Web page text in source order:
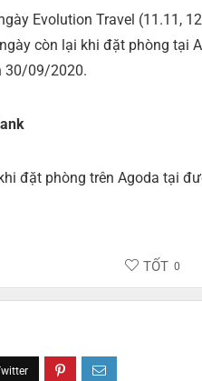
Evolution Travel (11.11,
còn lại khi đặt phòng tại
30/09/2020.
đặt phòng trên Agoda tại
TỐT 0